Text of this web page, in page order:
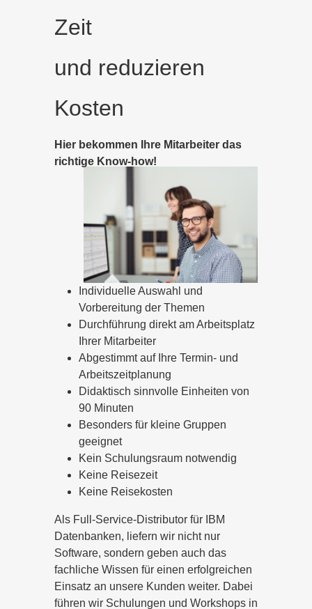
Zeit
und reduzieren
Kosten
Hier bekommen Ihre Mitarbeiter das
richtige Know-how!
Individuelle Auswahl und
Vorbereitung der Themen
Durchführung direkt am Arbeitsplatz
Ihrer Mitarbeiter
Abgestimmt auf Ihre Termin- und
Arbeitszeitplanung
Didaktisch sinnvolle Einheiten von
90 Minuten
Besonders für kleine Gruppen
geeignet
Kein Schulungsraum notwendig
Keine Reisezeit
Keine Reisekosten
Als Full-Service-Distributor für IBM
Datenbanken, liefern wir nicht nur
Software, sondern geben auch das
fachliche Wissen für einen erfolgreichen
Einsatz an unsere Kunden weiter. Dabei
führen wir Schulungen und Workshops in